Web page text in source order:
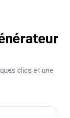
clics et une